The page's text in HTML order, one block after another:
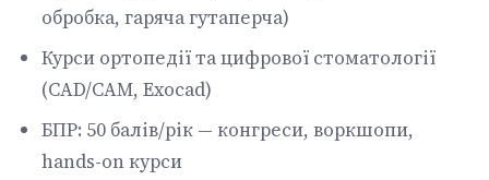
обробка, гаряча гутаперча)
Курси ортопедії та цифрової стоматології
(CAD/CAM, Exocad)
БПР: 50 балів/рік — конгреси, воркшопи,
hands-on курси